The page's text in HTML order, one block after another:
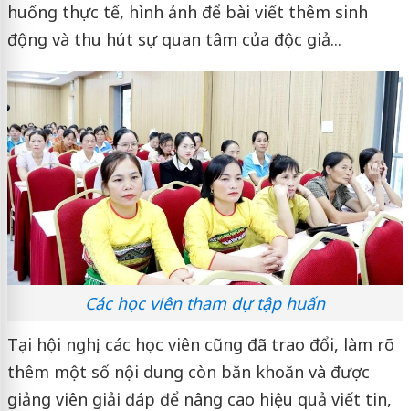
huống thực tế, hình ảnh để bài viết thêm sinh
động và thu hút sự quan tâm của độc giả...
Các học viên tham dự tập huấn
Tại hội nghị, các học viên cũng đã trao đổi, làm rõ
thêm một số nội dung còn băn khoăn và được
giảng viên giải đáp để nâng cao hiệu quả viết tin,